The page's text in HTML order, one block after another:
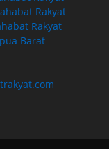
Rakyat
Rakyat
Barat